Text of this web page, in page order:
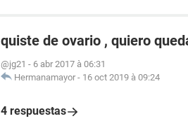
quiste de ovario , quiero
@jg21 - 6 abr 2017 à 06:31
Hermanamayor - 16 oct 2019 à 09:24
4 respuestas